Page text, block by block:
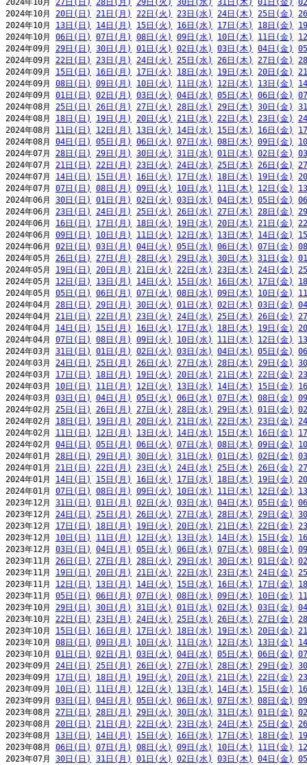
2024年10月 27日(日) 28日(月) 29日(火) 30日(水) 31日(木) 01日(金)
2024年10月 20日(日) 21日(月) 22日(火) 23日(水) 24日(木) 25日(金)
2024年10月 13日(日) 14日(月) 15日(火) 16日(水) 17日(木) 18日(金)
2024年10月 06日(日) 07日(月) 08日(火) 09日(水) 10日(木) 11日(金)
2024年09月 29日(日) 30日(月) 01日(火) 02日(水) 03日(木) 04日(金)
2024年09月 22日(日) 23日(月) 24日(火) 25日(水) 26日(木) 27日(金)
2024年09月 15日(日) 16日(月) 17日(火) 18日(水) 19日(木) 20日(金)
2024年09月 08日(日) 09日(月) 10日(火) 11日(水) 12日(木) 13日(金)
2024年09月 01日(日) 02日(月) 03日(火) 04日(水) 05日(木) 06日(金)
2024年08月 25日(日) 26日(月) 27日(火) 28日(水) 29日(木) 30日(金)
2024年08月 18日(日) 19日(月) 20日(火) 21日(水) 22日(木) 23日(金)
2024年08月 11日(日) 12日(月) 13日(火) 14日(水) 15日(木) 16日(金)
2024年08月 04日(日) 05日(月) 06日(火) 07日(水) 08日(木) 09日(金)
2024年07月 28日(日) 29日(月) 30日(火) 31日(水) 01日(木) 02日(金)
2024年07月 21日(日) 22日(月) 23日(火) 24日(水) 25日(木) 26日(金)
2024年07月 14日(日) 15日(月) 16日(火) 17日(水) 18日(木) 19日(金)
2024年07月 07日(日) 08日(月) 09日(火) 10日(水) 11日(木) 12日(金)
2024年06月 30日(日) 01日(月) 02日(火) 03日(水) 04日(木) 05日(金)
2024年06月 23日(日) 24日(月) 25日(火) 26日(水) 27日(木) 28日(金)
2024年06月 16日(日) 17日(月) 18日(火) 19日(水) 20日(木) 21日(金)
2024年06月 09日(日) 10日(月) 11日(火) 12日(水) 13日(木) 14日(金)
2024年06月 02日(日) 03日(月) 04日(火) 05日(水) 06日(木) 07日(金)
2024年05月 26日(日) 27日(月) 28日(火) 29日(水) 30日(木) 31日(金)
2024年05月 19日(日) 20日(月) 21日(火) 22日(水) 23日(木) 24日(金)
2024年05月 12日(日) 13日(月) 14日(火) 15日(水) 16日(木) 17日(金)
2024年05月 05日(日) 06日(月) 07日(火) 08日(水) 09日(木) 10日(金)
2024年04月 28日(日) 29日(月) 30日(火) 01日(水) 02日(木) 03日(金)
2024年04月 21日(日) 22日(月) 23日(火) 24日(水) 25日(木) 26日(金)
2024年04月 14日(日) 15日(月) 16日(火) 17日(水) 18日(木) 19日(金)
2024年04月 07日(日) 08日(月) 09日(火) 10日(水) 11日(木) 12日(金)
2024年03月 31日(日) 01日(月) 02日(火) 03日(水) 04日(木) 05日(金)
2024年03月 24日(日) 25日(月) 26日(火) 27日(水) 28日(木) 29日(金)
2024年03月 17日(日) 18日(月) 19日(火) 20日(水) 21日(木) 22日(金)
2024年03月 10日(日) 11日(月) 12日(火) 13日(水) 14日(木) 15日(金)
2024年03月 03日(日) 04日(月) 05日(火) 06日(水) 07日(木) 08日(金)
2024年02月 25日(日) 26日(月) 27日(火) 28日(水) 29日(木) 01日(金)
2024年02月 18日(日) 19日(月) 20日(火) 21日(水) 22日(木) 23日(金)
2024年02月 11日(日) 12日(月) 13日(火) 14日(水) 15日(木) 16日(金)
2024年02月 04日(日) 05日(月) 06日(火) 07日(水) 08日(木) 09日(金)
2024年01月 28日(日) 29日(月) 30日(火) 31日(水) 01日(木) 02日(金)
2024年01月 21日(日) 22日(月) 23日(火) 24日(水) 25日(木) 26日(金)
2024年01月 14日(日) 15日(月) 16日(火) 17日(水) 18日(木) 19日(金)
2024年01月 07日(日) 08日(月) 09日(火) 10日(水) 11日(木) 12日(金)
2023年12月 31日(日) 01日(月) 02日(火) 03日(水) 04日(木) 05日(金)
2023年12月 24日(日) 25日(月) 26日(火) 27日(水) 28日(木) 29日(金)
2023年12月 17日(日) 18日(月) 19日(火) 20日(水) 21日(木) 22日(金)
2023年12月 10日(日) 11日(月) 12日(火) 13日(水) 14日(木) 15日(金)
2023年12月 03日(日) 04日(月) 05日(火) 06日(水) 07日(木) 08日(金)
2023年11月 26日(日) 27日(月) 28日(火) 29日(水) 30日(木) 01日(金)
2023年11月 19日(日) 20日(月) 21日(火) 22日(水) 23日(木) 24日(金)
2023年11月 12日(日) 13日(月) 14日(火) 15日(水) 16日(木) 17日(金)
2023年11月 05日(日) 06日(月) 07日(火) 08日(水) 09日(木) 10日(金)
2023年10月 29日(日) 30日(月) 31日(火) 01日(水) 02日(木) 03日(金)
2023年10月 22日(日) 23日(月) 24日(火) 25日(水) 26日(木) 27日(金)
2023年10月 15日(日) 16日(月) 17日(火) 18日(水) 19日(木) 20日(金)
2023年10月 08日(日) 09日(月) 10日(火) 11日(水) 12日(木) 13日(金)
2023年10月 01日(日) 02日(月) 03日(火) 04日(水) 05日(木) 06日(金)
2023年09月 24日(日) 25日(月) 26日(火) 27日(水) 28日(木) 29日(金)
2023年09月 17日(日) 18日(月) 19日(火) 20日(水) 21日(木) 22日(金)
2023年09月 10日(日) 11日(月) 12日(火) 13日(水) 14日(木) 15日(金)
2023年09月 03日(日) 04日(月) 05日(火) 06日(水) 07日(木) 08日(金)
2023年08月 27日(日) 28日(月) 29日(火) 30日(水) 31日(木) 01日(金)
2023年08月 20日(日) 21日(月) 22日(火) 23日(水) 24日(木) 25日(金)
2023年08月 13日(日) 14日(月) 15日(火) 16日(水) 17日(木) 18日(金)
2023年08月 06日(日) 07日(月) 08日(火) 09日(水) 10日(木) 11日(金)
2023年07月 30日(日) 31日(月) 01日(火) 02日(水) 03日(木) 04日(金)